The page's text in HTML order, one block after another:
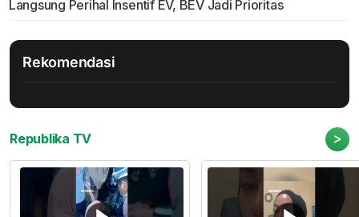
Langsung Perihal Insentif EV, BEV Jadi Prioritas
Rekomendasi
Republika TV >